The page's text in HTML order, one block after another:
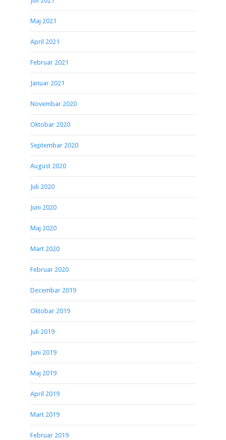
Maj 2021
April 2021
Februar 2021
Januar 2021
Novembar 2020
Oktobar 2020
Septembar 2020
August 2020
Juli 2020
Juni 2020
Maj 2020
Mart 2020
Februar 2020
Decembar 2019
Oktobar 2019
Juli 2019
Juni 2019
Maj 2019
April 2019
Mart 2019
Februar 2019